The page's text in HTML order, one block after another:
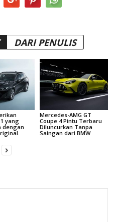
DARI PENULIS
yang
dengan
Mercedes-AMG GT
Coupe 4 Pintu Terbaru
Diluncurkan Tanpa
Saingan dari BMW